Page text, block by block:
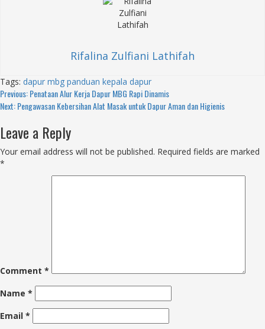
Rifalina Zulfiani Lathifah
Tags: dapur mbg panduan kepala dapur
Continue
Reading
Previous:Penataan Alur Kerja Dapur MBG Rapi Dinamis
Next:Pengawasan Kebersihan Alat Masak untuk Dapur Aman dan Higienis
Leave a Reply
Your email address will not be published. Required fields are marked
*
Comment *
Name *
Email *